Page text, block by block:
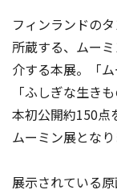
フィンランドの
所蔵する、ムー
介する本展。「
「ふしぎな生き
本初公開約150点
ムーミン展となり
展示されている